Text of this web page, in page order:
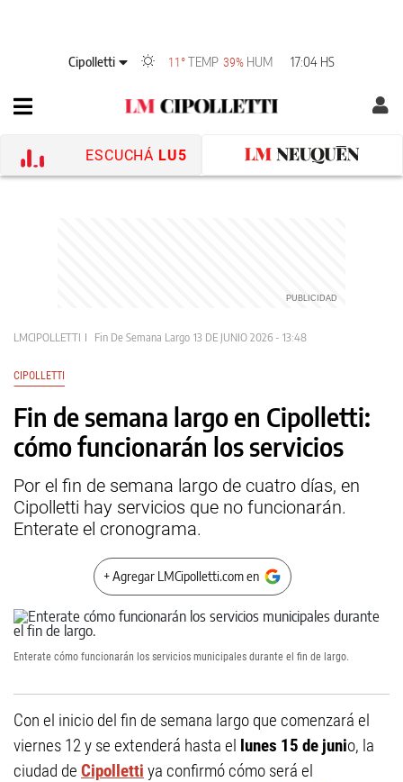
Cipolletti 11°TEMP 39% HUM 17:04 HS
ESCUCHÁ LU5
LMCIPOLLETTI Fin De Semana Largo 13 DE JUNIO 2026 - 13:48
CIPOLLETTI
Fin de semana largo en Cipolletti:
cómo funcionarán los servicios
Por el fin de semana largo de cuatro días, en
Cipolletti hay servicios que no funcionarán.
Enterate el cronograma.
+ Agregar LMCipolletti.com en
Enterate cómo funcionarán los servicios municipales durante el fin de largo.
Con el inicio del fin de semana largo que comenzará el
viernes 12 y se extenderá hasta el lunes 15 de junio, la
ciudad de Cipolletti ya confirmó cómo será el